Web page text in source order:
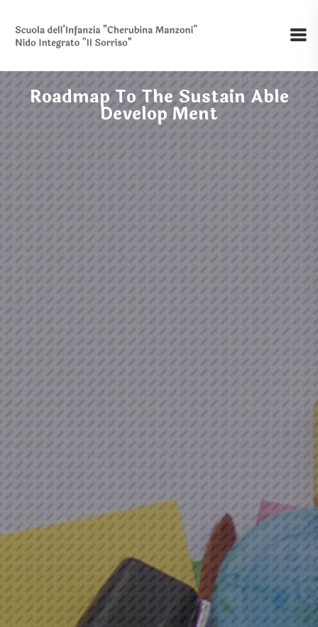
Roadmap To The Sustain Able
Develop Ment